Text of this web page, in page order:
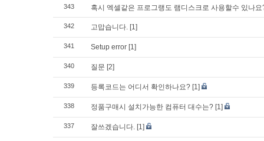
343 혹시 엑셀같은 프로그랭도 램디스크로 사용할수 있나요
342 고맙습니다. [1]
341 Setup error [1]
340 질문 [2]
339 등록코드는 어디서 확인하나요? [1]
338 정품구매시 설치가능한 컴퓨터 대수는? [1]
337 잘쓰겠습니다. [1]